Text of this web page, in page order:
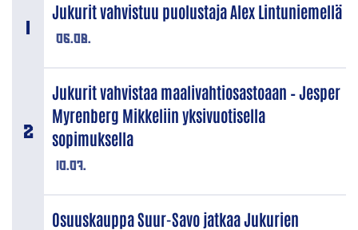
06.08.
Jukurit vahvistuu puolustaja Alex Lintuniemellä
10.07.
Jukurit vahvistaa maalivahtiosastoaan – Jesper
Myrenberg Mikkeliin yksivuotisella
sopimuksella
Osuuskauppa Suur-Savo jatkaa Jukurien